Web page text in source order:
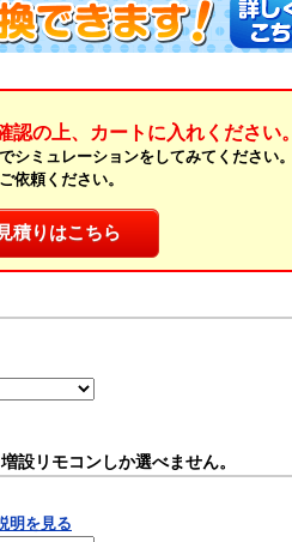
の上、カートに入れください。
ミュレーションをしてみてください。
依頼ください。
積りはこちら
設リモコンしか選べません。
明を見る